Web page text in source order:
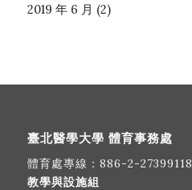
2019 年 6 月 (2)
臺北醫學大學 體育事務處
體育處專線： 886-2-27399118
教學與設施組